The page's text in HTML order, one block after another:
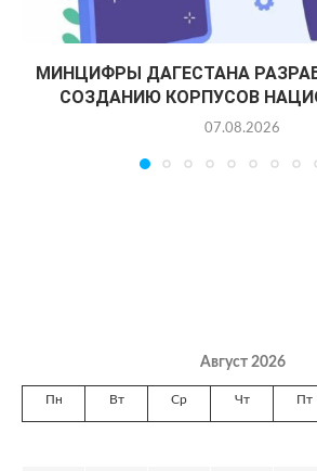
МИНЦИФРЫ ДАГЕСТАНА
СОЗДАНИЮ КОРПУСОВ
07.08.2026
Август 2026
Пн Вт Ср Чт Пт